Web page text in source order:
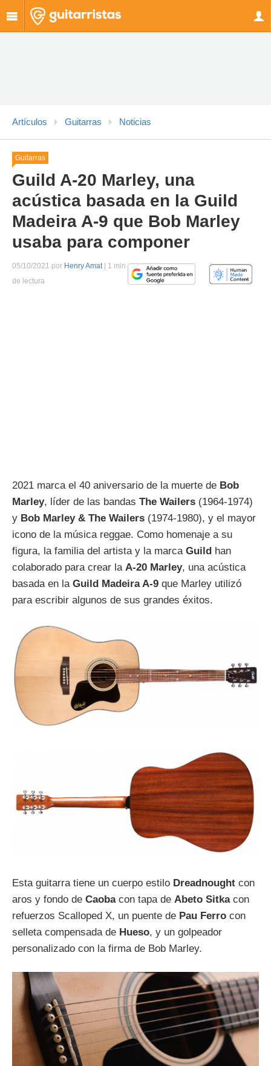
Artículos Guitarras Noticias
Guitarras
Guild A-20 Marley, una
acústica basada en la Guild
Madeira A-9 que Bob Marley
usaba para componer
05/10/2021 por Henry Amat| 1 min
de lectura
2021 marca el 40 aniversario de la muerte de Bob
Marley, líder de las bandas The Wailers (1964-1974)
y Bob Marley & The Wailers (1974-1980), y el mayor
icono de la música reggae. Como homenaje a su
figura, la familia del artista y la marca Guild han
colaborado para crear la A-20 Marley, una acústica
basada en la Guild Madeira A-9 que Marley utilizó
para escribir algunos de sus grandes éxitos.
Esta guitarra tiene un cuerpo estilo Dreadnought con
aros y fondo de Caobacon tapa de Abeto Sitkacon
refuerzos Scalloped X, un puente de Pau Ferro con
selleta compensada de Hueso, y un golpeador
personalizado con la firma de Bob Marley.